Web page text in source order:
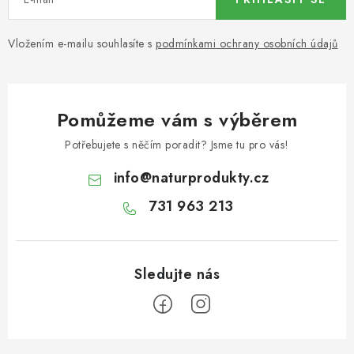
ČAJE
PAŠTIKY A FOIE GRAS
SÝRY A SÝROVÉ SPECIALITY
Vložením e-mailu souhlasíte s podmínkami ochrany osobních údajů
Pomůžeme vám s výběrem
Potřebujete s něčím poradit? Jsme tu pro vás!
info@naturprodukty.cz
731 963 213